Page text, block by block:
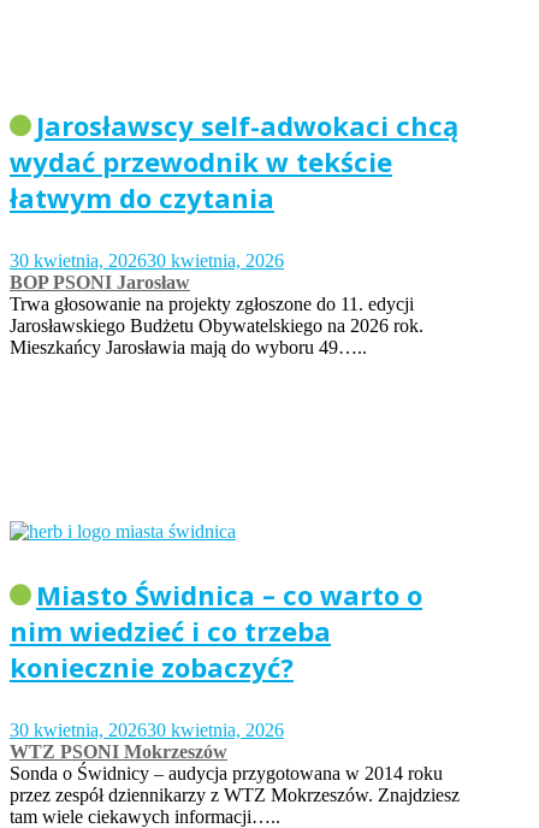
Jarosławscy self-adwokaci chcą
wydać przewodnik w tekście
łatwym do czytania
30 kwietnia, 202630 kwietnia, 2026
BOP PSONI Jarosław
Trwa głosowanie na projekty zgłoszone do 11. edycji
Jarosławskiego Budżetu Obywatelskiego na 2026 rok.
Mieszkańcy Jarosławia mają do wyboru 49…..
Miasto Świdnica – co warto o
nim wiedzieć i co trzeba
koniecznie zobaczyć?
30 kwietnia, 202630 kwietnia, 2026
WTZ PSONI Mokrzeszów
Sonda o Świdnicy – audycja przygotowana w 2014 roku
przez zespół dziennikarzy z WTZ Mokrzeszów. Znajdziesz
tam wiele ciekawych informacji…..